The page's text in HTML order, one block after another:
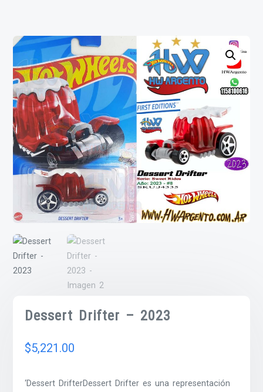
Dessert Drifter – 2023
$5,221.00
‘Dessert DrifterDessert Drifter es una representación